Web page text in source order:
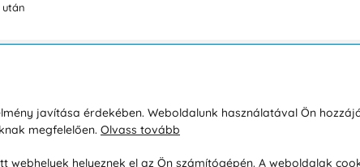
után
/ Áru visszaküldése
és fizetés
Társaságról
javítása érdekében. Weboldalunk használatával Ön
megfelelően. Olvass tovább
webhelyek helyeznek el az Ön számítógépén. A weboldalak